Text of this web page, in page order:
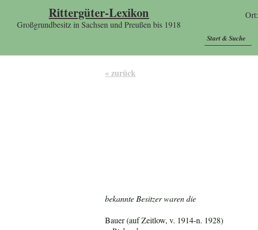
Rittergüter-Lexikon
Großgrundbesitz in Sachsen und Preußen bis 1918
Ort:
Start & Suche
« zurück
bekannte Besitzer waren die
Bauer (auf Zeitlow, v. 1914-n. 1928)